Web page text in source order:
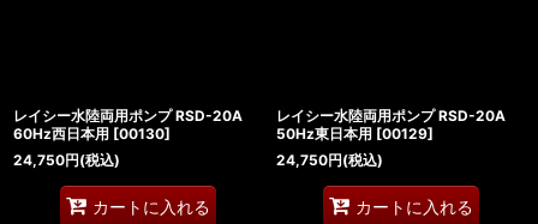
レイシー水陸両用ポンプ RSD-20A
60Hz西日本用 [00130]
24,750円(税込)
カートに入れる
レイシー水陸両用ポンプ RSD-20A
50Hz東日本用 [00129]
24,750円(税込)
カートに入れる